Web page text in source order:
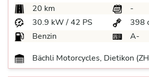
20 km
-
30.9 kW / 42 PS
398
Benzin
A-
Bächli Motorcycles, Dietikon